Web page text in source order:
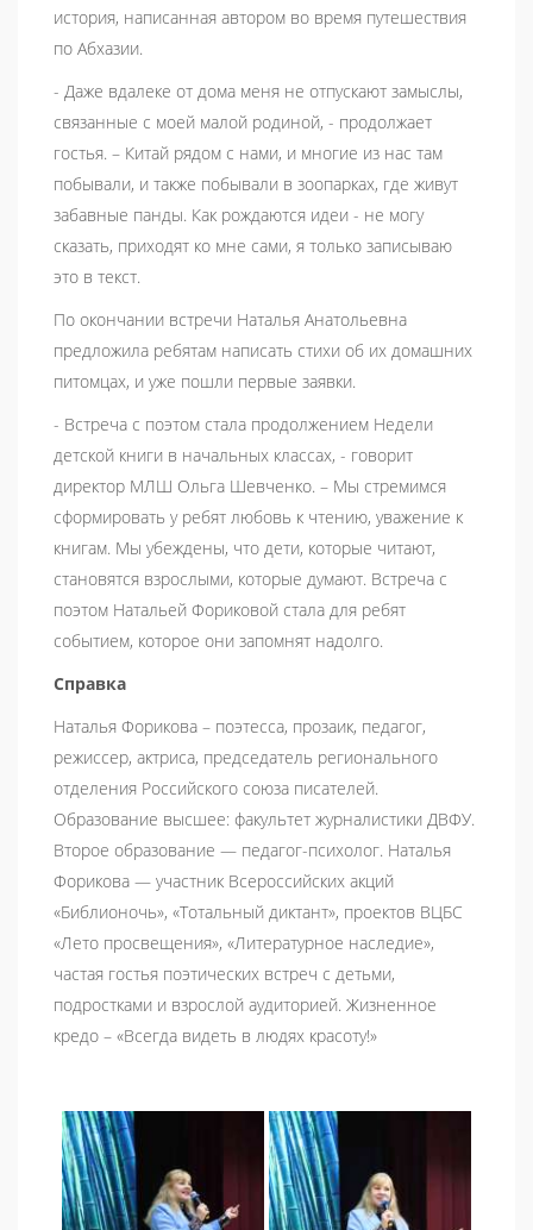
история, написанная автором во время путешествия
по Абхазии.
- Даже вдалеке от дома меня не отпускают замыслы,
связанные с моей малой родиной, - продолжает
гостья. – Китай рядом с нами, и многие из нас там
побывали, и также побывали в зоопарках, где живут
забавные панды. Как рождаются идеи - не могу
сказать, приходят ко мне сами, я только записываю
это в текст.
По окончании встречи Наталья Анатольевна
предложила ребятам написать стихи об их домашних
питомцах, и уже пошли первые заявки.
- Встреча с поэтом стала продолжением Недели
детской книги в начальных классах, - говорит
директор МЛШ Ольга Шевченко. – Мы стремимся
сформировать у ребят любовь к чтению, уважение к
книгам. Мы убеждены, что дети, которые читают,
становятся взрослыми, которые думают. Встреча с
поэтом Натальей Фориковой стала для ребят
событием, которое они запомнят надолго.
Справка
Наталья Форикова – поэтесса, прозаик, педагог,
режиссер, актриса, председатель регионального
отделения Российского союза писателей.
Образование высшее: факультет журналистики ДВФУ.
Второе образование — педагог-психолог. Наталья
Форикова — участник Всероссийских акций
«Библионочь», «Тотальный диктант», проектов ВЦБС
«Лето просвещения», «Литературное наследие»,
частая гостья поэтических встреч с детьми,
подростками и взрослой аудиторией. Жизненное
кредо – «Всегда видеть в людях красоту!»